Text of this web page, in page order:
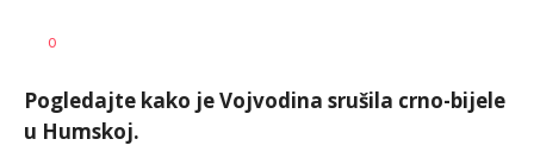
0
Pogledajte kako je Vojvodina srušila crno-bijele
u Humskoj.